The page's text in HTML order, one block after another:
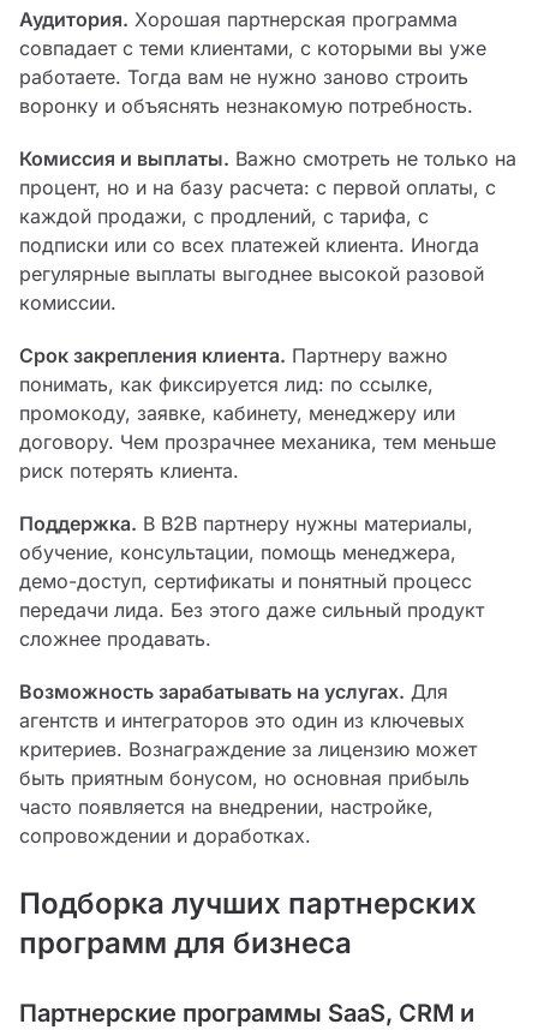
Аудитория. Хорошая партнерская программа
совпадает с теми клиентами, с которыми вы уже
работаете. Тогда вам не нужно заново строить
воронку и объяснять незнакомую потребность.
Комиссия и выплаты. Важно смотреть не только на
процент, но и на базу расчета: с первой оплаты, с
каждой продажи, с продлений, с тарифа, с
подписки или со всех платежей клиента. Иногда
регулярные выплаты выгоднее высокой разовой
комиссии.
Срок закрепления клиента. Партнеру важно
понимать, как фиксируется лид: по ссылке,
промокоду, заявке, кабинету, менеджеру или
договору. Чем прозрачнее механика, тем меньше
риск потерять клиента.
Поддержка. В B2B партнеру нужны материалы,
обучение, консультации, помощь менеджера,
демо-доступ, сертификаты и понятный процесс
передачи лида. Без этого даже сильный продукт
сложнее продавать.
Возможность зарабатывать на услугах. Для
агентств и интеграторов это один из ключевых
критериев. Вознаграждение за лицензию может
быть приятным бонусом, но основная прибыль
часто появляется на внедрении, настройке,
сопровождении и доработках.
Подборка лучших партнерских
программ для бизнеса
Партнерские программы SaaS, CRM и